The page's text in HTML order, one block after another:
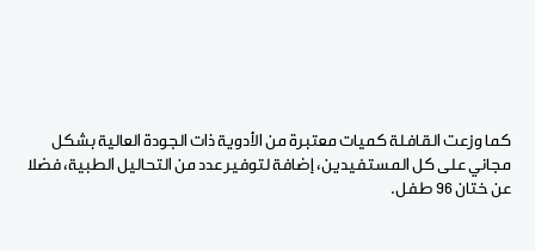
كما وزعت القافلة كميات معتبرة من الأدوية ذات الجودة العالية بشكل
مجاني على كل المستفيدين، إضافة لتوفير عدد من التحاليل الطبية، فضلا
عن ختان 96 طفل.